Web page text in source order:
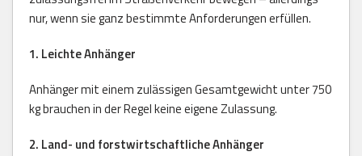
nur, wenn sie ganz bestimmte Anforderungen erfüllen.
1. Leichte Anhänger
Anhänger mit einem zulässigen Gesamtgewicht unter 750
kg brauchen in der Regel keine eigene Zulassung.
2. Land- und forstwirtschaftliche Anhänger